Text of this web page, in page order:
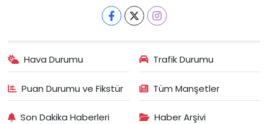
Hava Durumu Trafik Durumu
Puan Durumu ve Fikstür Tüm Manşetler
Son Dakika Haberleri Haber Arşivi